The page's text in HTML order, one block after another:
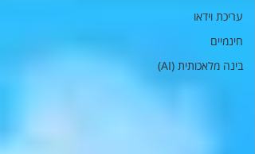
עריכת וידאו
חינמיים
בינה מלאכותית (AI)